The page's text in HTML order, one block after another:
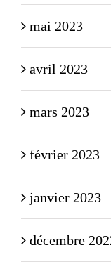
mai 2023
avril 2023
mars 2023
février 2023
janvier 2023
décembre